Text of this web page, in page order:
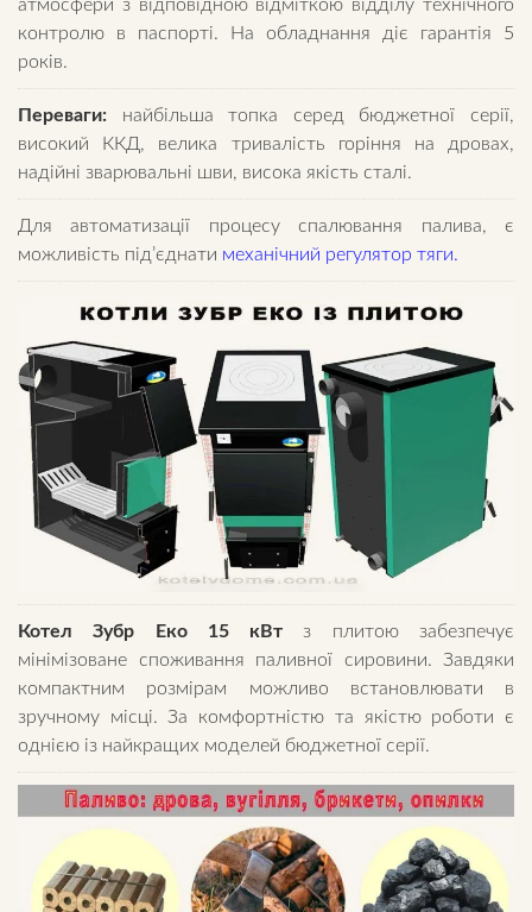
атмосфери з відповідною відміткою відділу технічного
контролю в паспорті. На обладнання діє гарантія 5
років.
Переваги: найбільша топка серед бюджетної серії,
високий ККД, велика тривалість горіння на дровах,
надійні зварювальні шви, висока якість сталі.
Для автоматизації процесу спалювання палива, є
можливість під’єднати механічний регулятор тяги.
Котел Зубр Еко 15 кВтз плитою забезпечує
мінімізоване споживання паливної сировини. Завдяки
компактним розмірам можливо встановлювати в
зручному місці. За комфортністю та якістю роботи є
однією із найкращих моделей бюджетної серії.